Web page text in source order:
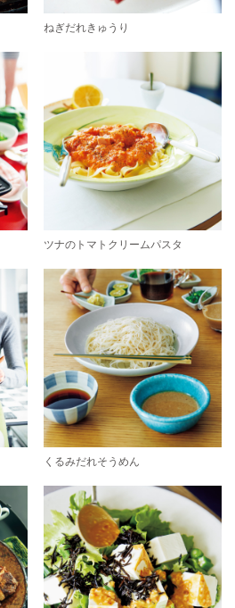
ねぎだれきゅうり
ツナのトマトクリームパスタ
くるみだれそうめん